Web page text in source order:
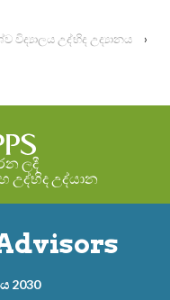
විද්‍යාලය උද්භිද උද්‍යානය ›
ලදී
උද්භිද උද්යාන
2030